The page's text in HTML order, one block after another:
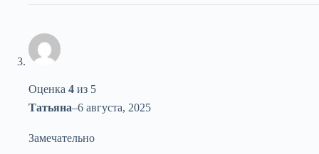
Оценка 4 из 5
Татьяна–6 августа, 2025
Замечательно